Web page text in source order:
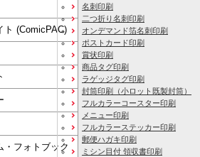
ト (ComicPAC)
・フォトブック
名刺印刷
二つ折り名刺印刷
オンデマンド箔名刺印刷
ポストカード印刷
賞状印刷
商品タグ印刷
ラゲッジタグ印刷
封筒印刷
（小ロット既製封筒）
フルカラーコースター印刷
メニュー印刷
フルカラーステッカー印刷
郵便ハガキ印刷
ミシン目付 領収書印刷